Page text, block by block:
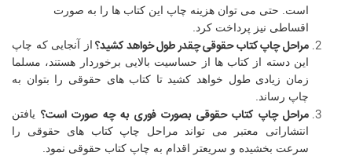
است. حتی می توان هزینه چاپ این کتاب ها را به صورت
اقساطی نیز پرداخت کرد.
مراحل چاپ کتاب حقوقی چقدر طول خواهد کشید؟ از آنجایی که چاپ
این دسته از کتاب ها از حساسیت بالایی برخوردار هستند، مسلما
زمان زیادی طول خواهد کشید تا کتاب های حقوقی را بتوان به
چاپ رساند.
مراحل چاپ کتاب حقوقی بصورت فوری به چه صورت است؟ یافتن
انتشاراتی معتبر می تواند مراحل چاپ کتاب های حقوقی را
سرعت بخشیده و سریعتر اقدام به چاپ کتاب حقوقی نمود.